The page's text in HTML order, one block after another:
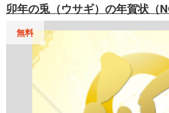
卯年の兎（ウサギ）の年賀状（
無料